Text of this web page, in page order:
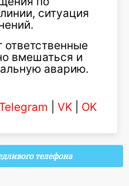
ситуация
вмешаться и
аварию.
Telegram VK OK
телефона